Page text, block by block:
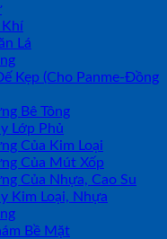
Khí
Lá
Kẹp (Cho Panme-Đồng
Bê Tông
Lớp Phủ
Của Kim Loại
Của Mút Xốp
Của Nhựa, Cao Su
Kim Loại, Nhựa
Bề Mặt